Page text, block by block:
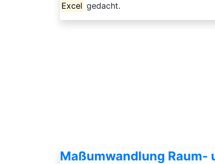
Excel gedacht.
Maßumwandlung Raum-